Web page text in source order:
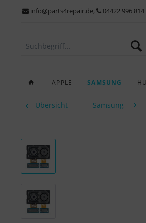
info@parts4repair.de, 04422 996
APPLE SAMSUNG
Übersicht Samsung